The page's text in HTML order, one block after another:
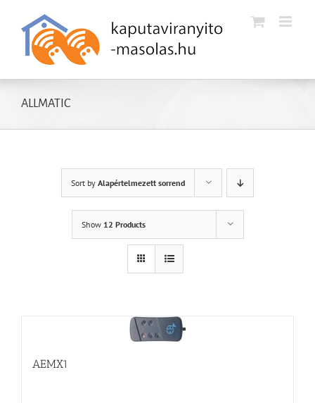
Kihagyás
ALLMATIC
Sort by Alapértelmezett sorrend
Show 12 Products
AEMX1